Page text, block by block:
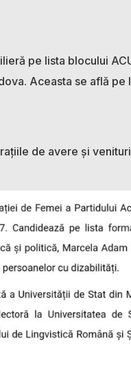
pe lista blocului
Aceasta se află
de avere și